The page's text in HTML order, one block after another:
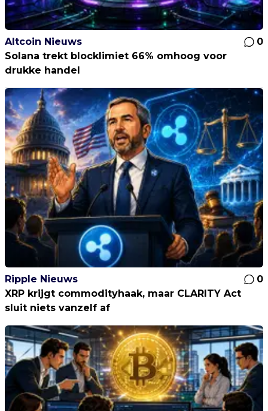
Altcoin Nieuws
0
Solana trekt blocklimiet 66% omhoog voor
drukke handel
Ripple Nieuws
0
XRP krijgt commodityhaak, maar CLARITY Act
sluit niets vanzelf af